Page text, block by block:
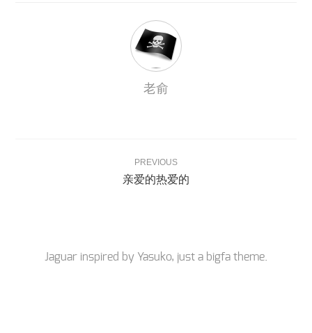
老俞
PREVIOUS
亲爱的热爱的
Jaguar inspired by Yasuko, just a bigfa theme.